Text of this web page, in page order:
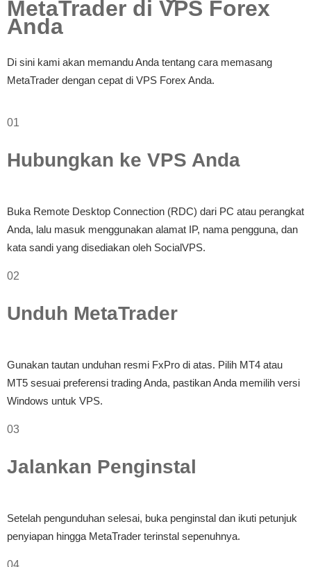
MetaTrader di VPS Forex
Anda
Di sini kami akan memandu Anda tentang cara memasang
MetaTrader dengan cepat di VPS Forex Anda.
01
Hubungkan ke VPS Anda
Buka Remote Desktop Connection (RDC) dari PC atau perangkat
Anda, lalu masuk menggunakan alamat IP, nama pengguna, dan
kata sandi yang disediakan oleh SocialVPS.
02
Unduh MetaTrader
Gunakan tautan unduhan resmi FxPro di atas. Pilih MT4 atau
MT5 sesuai preferensi trading Anda, pastikan Anda memilih versi
Windows untuk VPS.
03
Jalankan Penginstal
Setelah pengunduhan selesai, buka penginstal dan ikuti petunjuk
penyiapan hingga MetaTrader terinstal sepenuhnya.